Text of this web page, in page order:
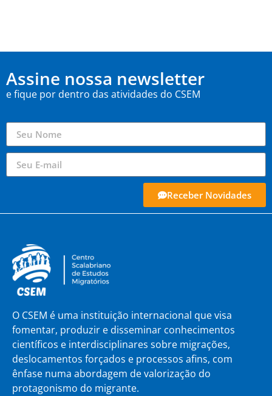
Assine nossa newsletter
e fique por dentro das atividades do CSEM
Receber Novidades
O CSEM é uma instituição internacional que visa
fomentar, produzir e disseminar conhecimentos
científicos e interdisciplinares sobre migrações,
deslocamentos forçados e processos afins, com
ênfase numa abordagem de valorização do
protagonismo do migrante.